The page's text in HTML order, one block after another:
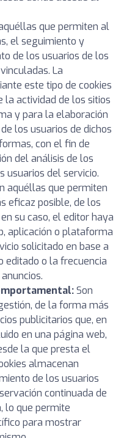
que permiten al
el seguimiento y
de los usuarios de los
La
este tipo de cookies
la actividad de los sitios
y para la elaboración
los usuarios de dichos
con el fin de
del análisis de los
usuarios del servicio.
aquéllas que permiten
eficaz posible, de los
su caso, el editor haya
aplicación o plataforma
solicitado en base a
editado o la frecuencia
Son
de la forma más
publicitarios que, en
en una página web,
la que presta el
almacenan
de los usuarios
continuada de
lo que permite
para mostrar